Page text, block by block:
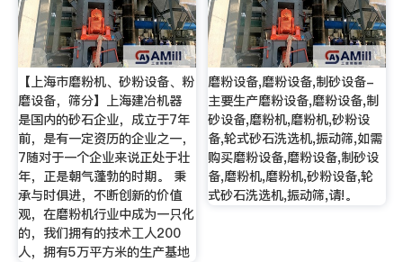
【上海市磨粉机、砂粉设备、粉
磨设备，筛分】上海建冶机器
是国内的砂石企业，成立于7年
前，是有一定资历的企业之一，
7随对于一个企业来说正处于壮
年，正是朝气蓬勃的时期。 秉
承与时俱进，不断创新的价值
观，在磨粉机行业中成为一只化
的，我们拥有的技术工人200
人，拥有5万平方米的生产基地
磨粉设备,磨粉设备,制砂设备-
主要生产磨粉设备,磨粉设备,制
砂设备,磨粉机,磨粉机,砂粉设
备,轮式砂石洗选机,振动筛,如需
购买磨粉设备,磨粉设备,制砂设
备,磨粉机,磨粉机,砂粉设备,轮
式砂石洗选机,振动筛,请!。